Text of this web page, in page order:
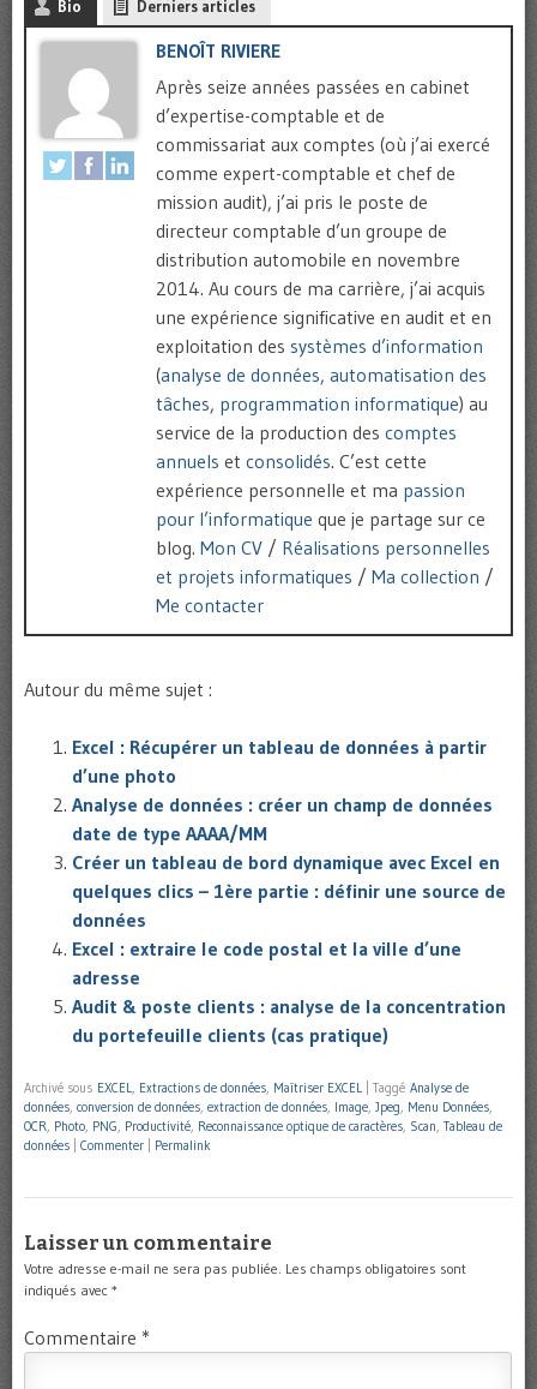
Bio Derniers articles
BENOÎT RIVIERE
Après seize années passées en cabinet
d’expertise-comptable et de
commissariat aux comptes (où j’ai exercé
comme expert-comptable et chef de
mission audit), j’ai pris le poste de
directeur comptable d’un groupe de
distribution automobile en novembre
2014. Au cours de ma carrière, j’ai acquis
une expérience significative en audit et en
exploitation des systèmes d’information
(analyse de données, automatisation des
tâches, programmation informatique) au
service de la production des comptes
annuels et consolidés. C’est cette
expérience personnelle et ma passion
pour l’informatique que je partage sur ce
blog. Mon CV / Réalisations personnelles
et projets informatiques / Ma collection /
Me contacter
Autour du même sujet :
Excel : Récupérer un tableau de données à partir
d’une photo
Analyse de données : créer un champ de données
date de type AAAA/MM
Créer un tableau de bord dynamique avec Excel en
quelques clics – 1ère partie : définir une source de
données
Excel : extraire le code postal et la ville d’une
adresse
Audit & poste clients : analyse de la concentration
du portefeuille clients (cas pratique)
Archivé sous EXCEL, Extractions de données, Maîtriser EXCEL Taggé Analyse de
données, conversion de données, extraction de données, Image, Jpeg, Menu Données,
OCR, Photo, PNG, Productivité, Reconnaissance optique de caractères, Scan, Tableau de
données
Commenter Permalink
Laisser un commentaire
Votre adresse e-mail ne sera pas publiée. Les champs obligatoires sont
indiqués avec *
Commentaire *